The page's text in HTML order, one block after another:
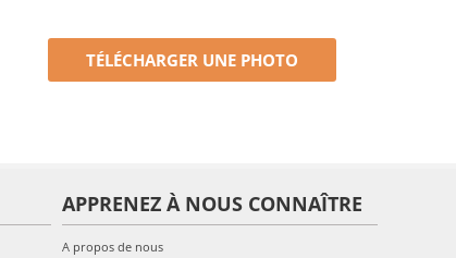
TÉLÉCHARGER UNE PHOTO
APPRENEZ À NOUS CONNAÎTRE
A propos de nous